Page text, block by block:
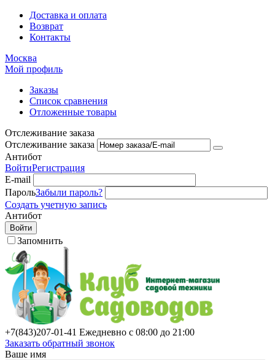
Доставка и оплата
Возврат
Контакты
Москва
Мой профиль
Заказы
Список сравнения
Отложенные товары
Отслеживание заказа
Отслеживание заказа
Антибот
ВойтиРегистрация
E-mail
ПарольЗабыли пароль?
Создать учетную запись
Антибот
Войти
Запомнить
+7(843)207-01-41 Ежедневно с 08:00 до 21:00
Заказать обратный звонок
Ваше имя